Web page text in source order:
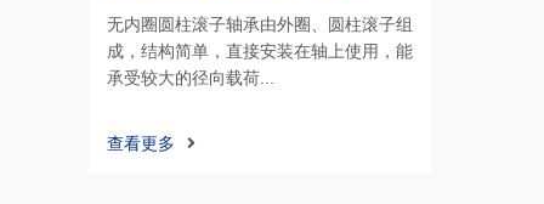
无内圈圆柱滚子轴承由外圈、圆柱滚子组
成，结构简单，直接安装在轴上使用，能
承受较大的径向载荷...
查看更多